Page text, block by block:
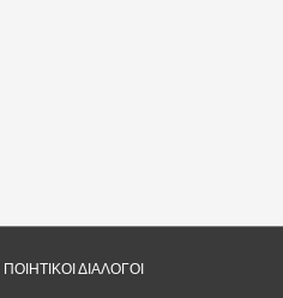
ΠΟΙΗΤΙΚΟΙ ΔΙΑΛΟΓΟΙ